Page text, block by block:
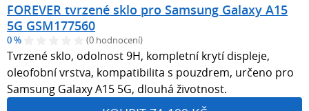
FOREVER tvrzené sklo pro Samsung Galaxy A15
5G GSM177560
0 % (0 hodnocení)
Tvrzené sklo, odolnost 9H, kompletní krytí displeje,
oleofobní vrstva, kompatibilita s pouzdrem, určeno pro
Samsung Galaxy A15 5G, dlouhá životnost.